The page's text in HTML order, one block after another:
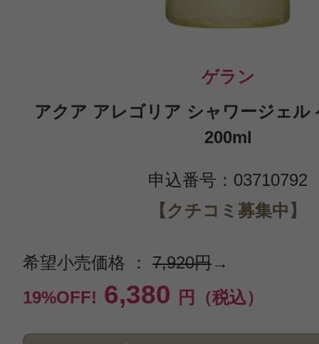
ゲラン
アクア アレゴリア シャワージェル
200ml
申込番号：03710792
【クチコミ募集中】
希望小売価格 ： 7,920円→
19%OFF! 6,380 円（税込）